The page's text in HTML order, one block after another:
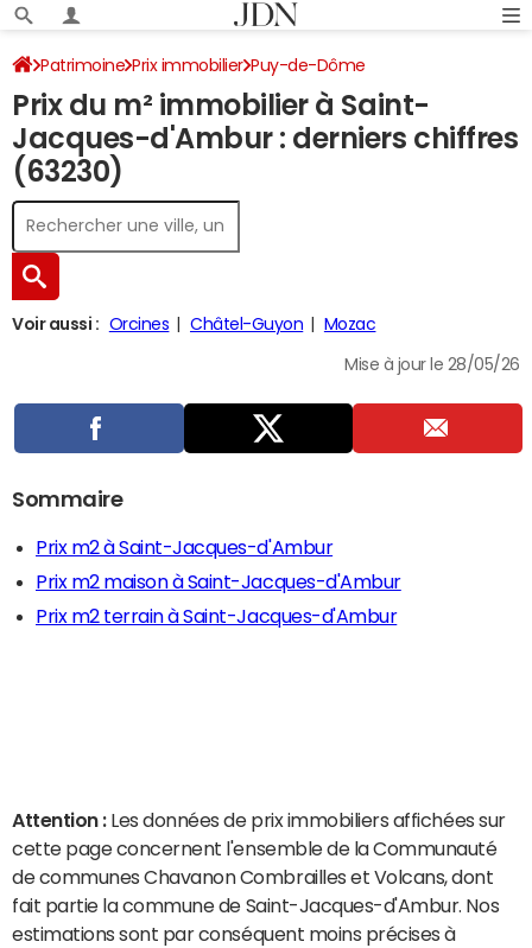
Patrimoine Prix immobilier Puy-de-Dôme
Saint-Jacques-d'Ambur
Prix du m² immobilier à Saint-
Jacques-d'Ambur : derniers chiffres
(63230)
Voir aussi : Orcines Châtel-Guyon Mozac
Mise à jour le 28/05/26
Sommaire
Prix m2 à Saint-Jacques-d'Ambur
Prix m2 maison à Saint-Jacques-d'Ambur
Prix m2 terrain à Saint-Jacques-d'Ambur
Attention : Les données de prix immobiliers affichées sur
cette page concernent l'ensemble de la Communauté
de communes Chavanon Combrailles et Volcans, dont
fait partie la commune de Saint-Jacques-d'Ambur. Nos
estimations sont par conséquent moins précises à